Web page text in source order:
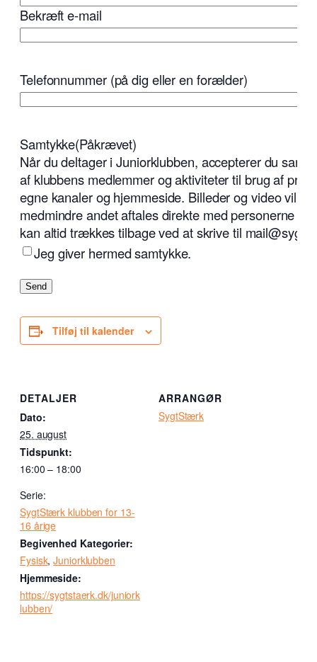
Bekræft e-mail
Telefonnummer (på dig eller en forælder)
Samtykke(Påkrævet)
Når du deltager i Juniorklubben, accepterer du
af klubbens medlemmer og aktiviteter til brug af
egne kanaler og hjemmeside. Billeder og video vil
medmindre andet aftales direkte med personerne
kan altid trækkes tilbage ved at skrive til
Jeg giver hermed samtykke.
Send
Tilføj til kalender
DETALJER
Dato:
25. august
Tidspunkt:
16:00 – 18:00
Serie:
SygtStærk klubben for 13-
16 årige
Begivenhed Kategorier:
Fysisk,Juniorklubben
Hjemmeside:
https://sygtstaerk.dk/juniork
lubben/
ARRANGØR
SygtStærk